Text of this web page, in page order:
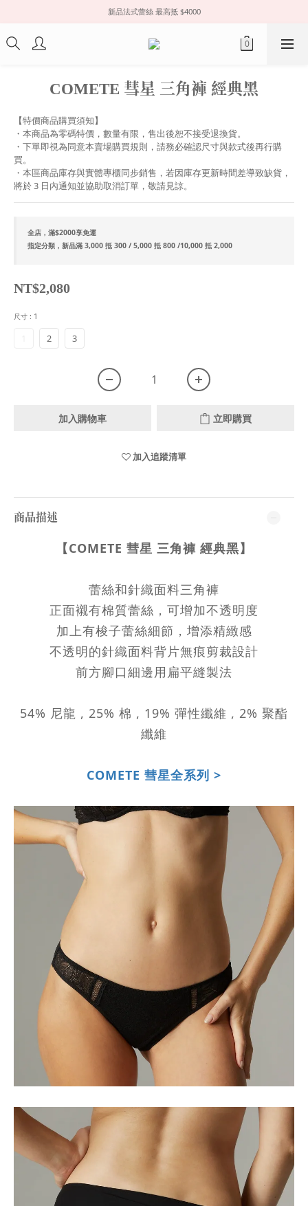
新品法式蕾絲 最高抵 $4000
COMETE 彗星 三角褲 經典黑
【特價商品購買須知】
・本商品為零碼特價，數量有限，售出後恕不接受退換貨。
・下單即視為同意本賣場購買規則，請務必確認尺寸與款式後再行購
買。
・本區商品庫存與實體專櫃同步銷售，若因庫存更新時間差導致缺貨，
將於 3 日內通知並協助取消訂單，敬請見諒。
全店，滿$2000享免運
指定分類，新品滿 3,000 抵 300 / 5,000 抵 800 /10,000 抵 2,000
NT$2,080
尺寸 : 1
2 3
加入購物車 立即購買
加入追蹤清單
商品描述
【COMETE 彗星 三角褲 經典黑】
蕾絲和針織面料三角褲
正面襯有棉質蕾絲，可增加不透明度
加上有梭子蕾絲細節，增添精緻感
不透明的針織面料背片無痕剪裁設計
前方腳口細邊用扁平縫製法
54% 尼龍 , 25% 棉 , 19% 彈性纖維 , 2% 聚酯
纖維
COMETE 彗星全系列 >